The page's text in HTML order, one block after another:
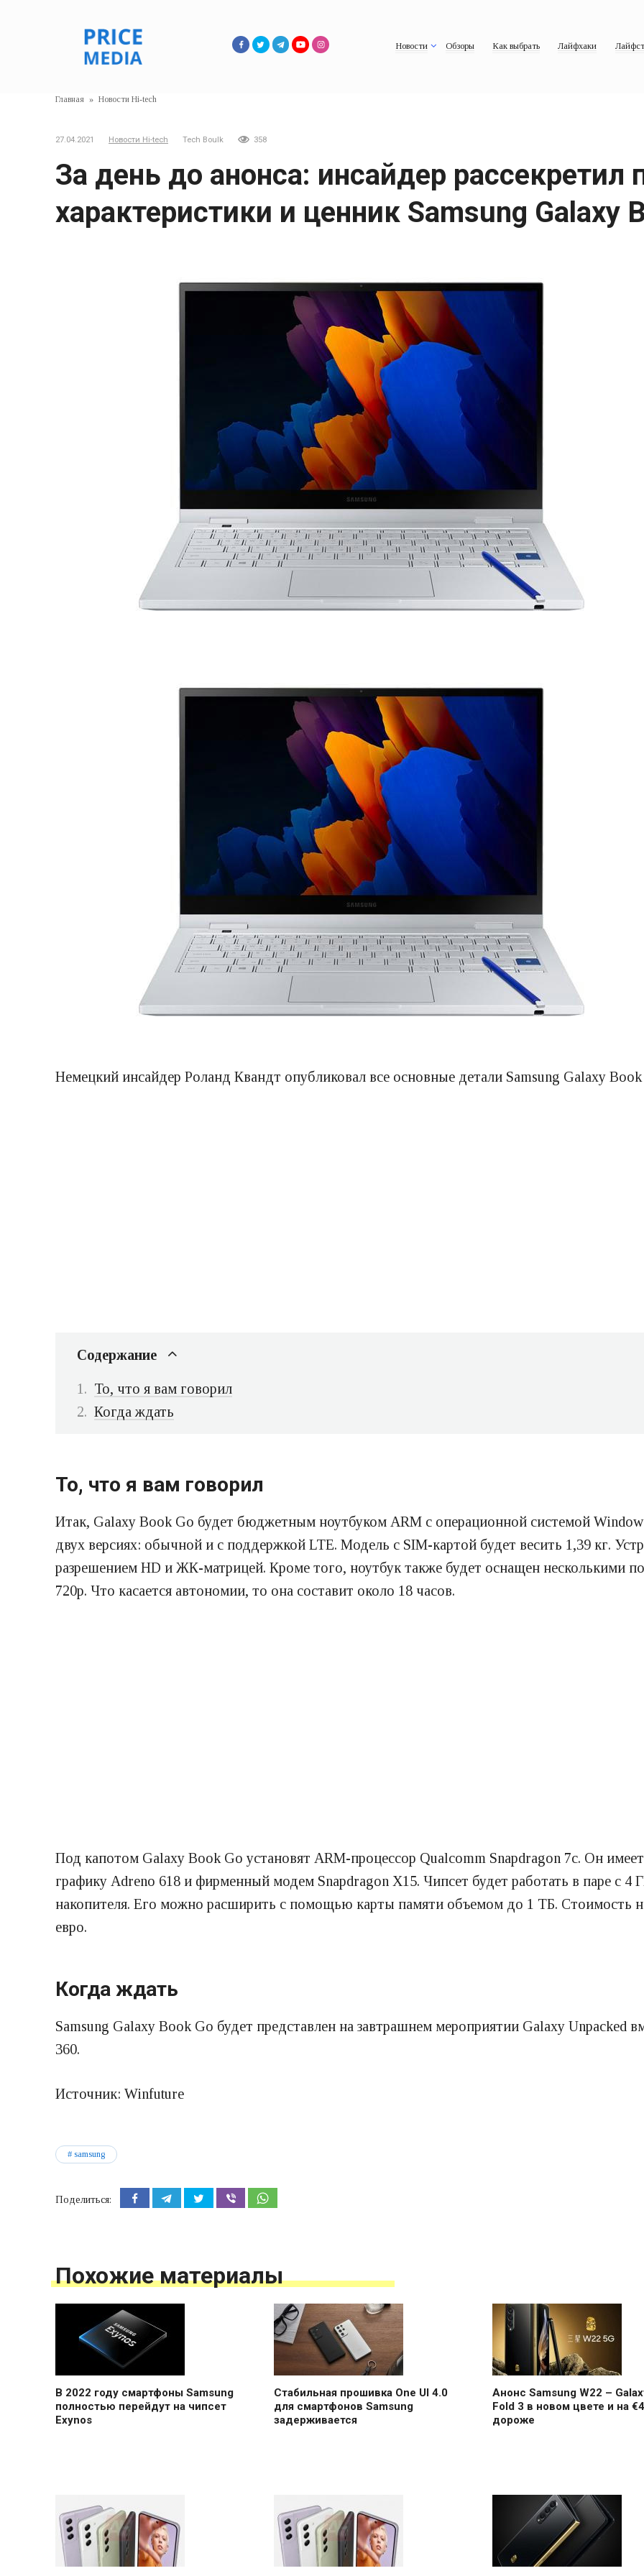
Новости Обзоры Как выбрать Лайфхаки
Главная » Новости Hi-tech
27.04.2021 Новости Hi-tech Tech Boulk 358
За день до анонса: инсайдер рассекретил
характеристики и ценник Samsung Galaxy
Немецкий инсайдер Роланд Квандт опубликовал все основные детали Samsung Galaxy
Содержание
То, что я вам говорил
Когда ждать
То, что я вам говорил
Итак, Galaxy Book Go будет бюджетным ноутбуком ARM с операционной системой
двух версиях: обычной и с поддержкой LTE. Модель с SIM-картой будет весить 1,39 кг.
разрешением HD и ЖК-матрицей. Кроме того, ноутбук также будет оснащен несколькими
720p. Что касается автономии, то она составит около 18 часов.
Под капотом Galaxy Book Go установят ARM-процессор Qualcomm Snapdragon 7c. Он
графику Adreno 618 и фирменный модем Snapdragon X15. Чипсет будет работать в паре с 4
накопителя. Его можно расширить с помощью карты памяти объемом до 1 ТБ. Стоимость
евро.
Когда ждать
Samsung Galaxy Book Go будет представлен на завтрашнем мероприятии Galaxy Unpacked
360.
Источник: Winfuture
samsung
Поделиться:
Похожие материалы
В 2022 году смартфоны Samsung
полностью перейдут на чипсет
Exynos
Стабильная прошивка One UI 4.0
для смартфонов Samsung
задерживается
Анонс Samsung W22 –
Fold 3 в новом цвете и на
дороже